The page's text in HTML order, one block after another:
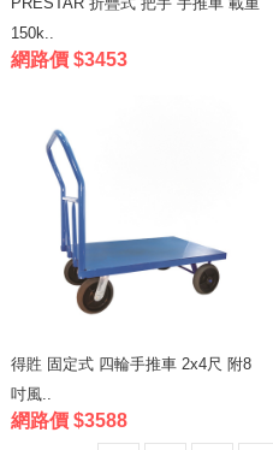
150k..
網路價 $3453
得貹 固定式 四輪手推車 2x4尺 附8
吋風..
網路價 $3588